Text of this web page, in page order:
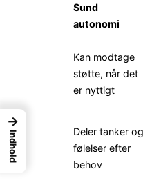
Sund
autonomi
Kan modtage
støtte, når det
er nyttigt
Deler tanker og
følelser efter
behov
→
Indhold